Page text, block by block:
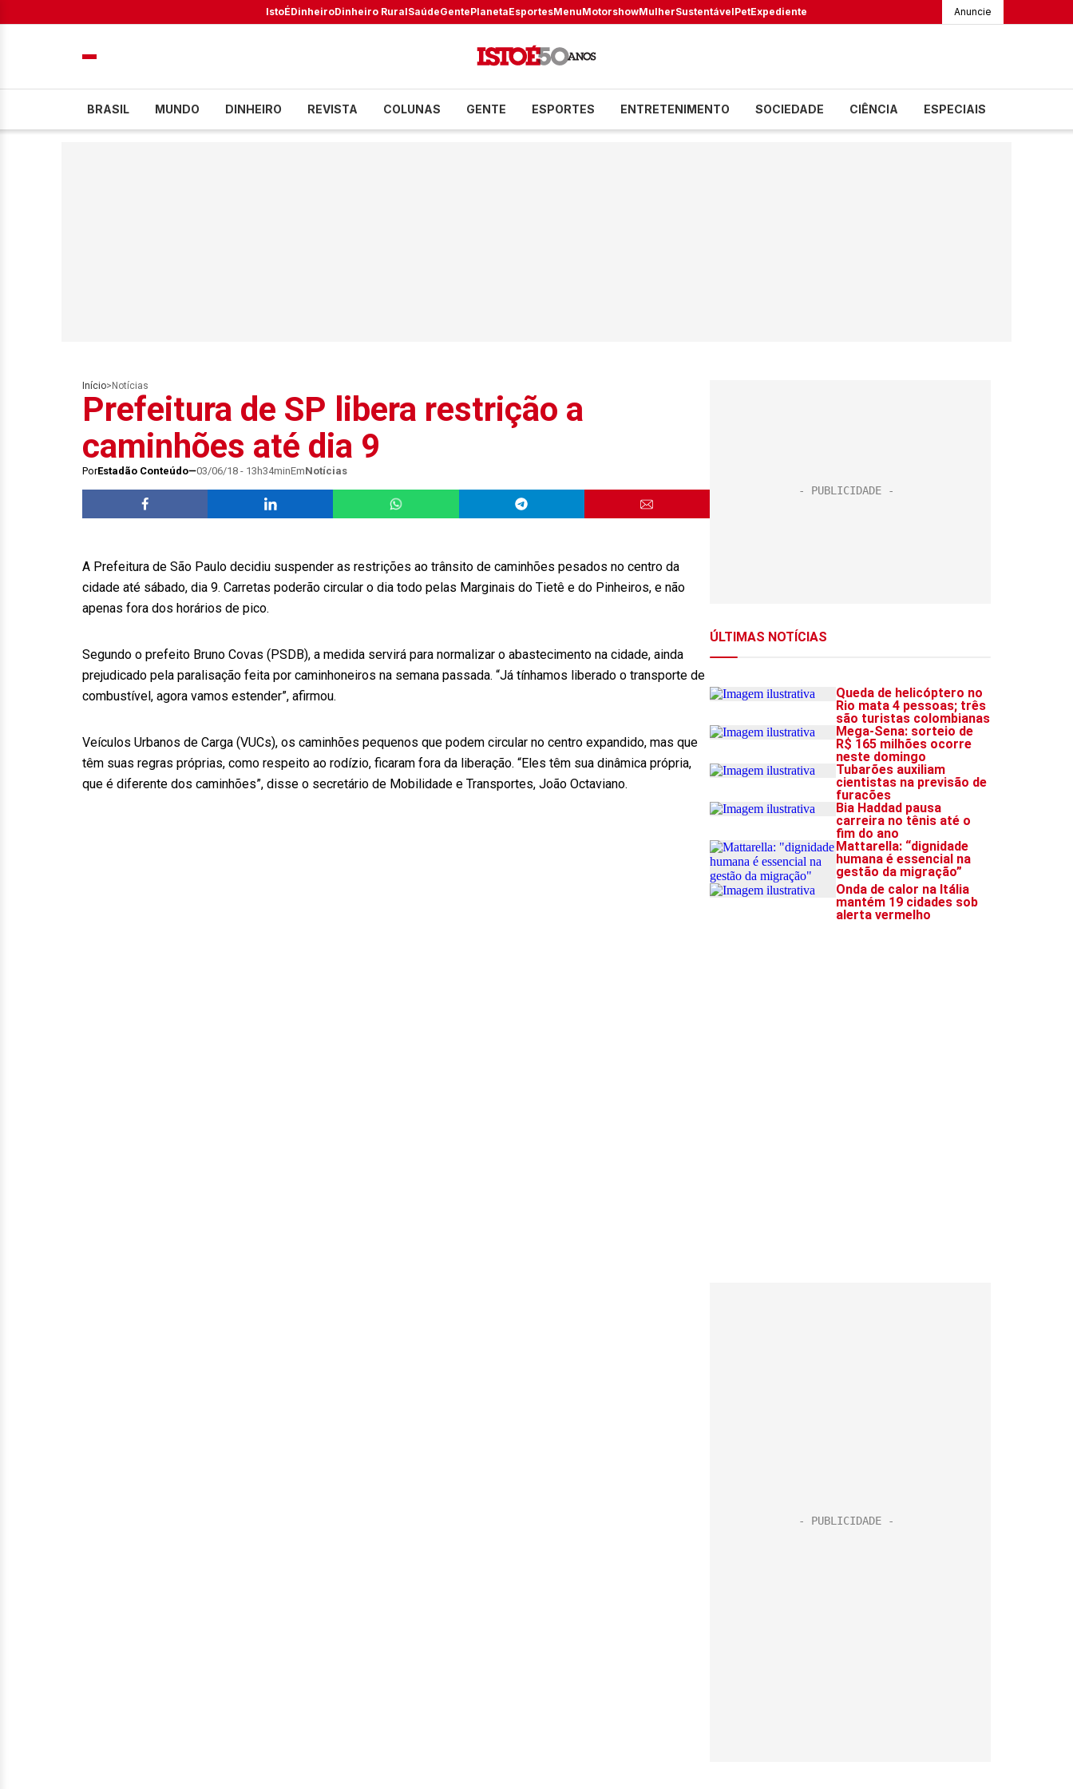
IstoÉDinheiroDinheiro RuralSaúdeGentePlanetaEsportesMenuMotorshowMulherSustentávelPetExpediente Anuncie
BRASIL MUNDO DINHEIRO REVISTA COLUNAS GENTE ESPORTES ENTRETENIMENTO SOCIEDADE CIÊNCIA ESPECIAIS
Início> Notícias
Prefeitura de SP libera restrição a
caminhões até dia 9
PorEstadão Conteúdo 03/06/18 - 13h34minEmNotícias
A Prefeitura de São Paulo decidiu suspender as restrições ao trânsito de caminhões pesados no centro da
cidade até sábado, dia 9. Carretas poderão circular o dia todo pelas Marginais do Tietê e do Pinheiros, e não
apenas fora dos horários de pico.
Segundo o prefeito Bruno Covas (PSDB), a medida servirá para normalizar o abastecimento na cidade, ainda
prejudicado pela paralisação feita por caminhoneiros na semana passada. “Já tínhamos liberado o transporte de
combustível, agora vamos estender”, afirmou.
Veículos Urbanos de Carga (VUCs), os caminhões pequenos que podem circular no centro expandido, mas que
têm suas regras próprias, como respeito ao rodízio, ficaram fora da liberação. “Eles têm sua dinâmica própria,
que é diferente dos caminhões”, disse o secretário de Mobilidade e Transportes, João Octaviano.